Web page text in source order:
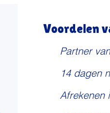
Voordelen
Partner
14 dagen
Afrekenen